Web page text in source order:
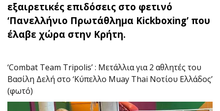
εξαιρετικές επιδόσεις στο φετινό
‘Πανελλήνιο Πρωτάθλημα Kickboxing’ που
έλαβε χώρα στην Κρήτη.
‘Combat Team Tripolis’ : Μετάλλια για 2 αθλητές του
Βασίλη Δελή στο ‘Κύπελλο Muay Thai Νοτίου Ελλάδος’
(φωτό)